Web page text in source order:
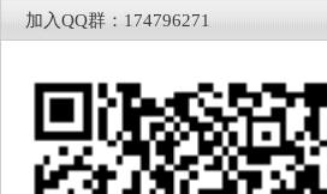
加入QQ群：174796271